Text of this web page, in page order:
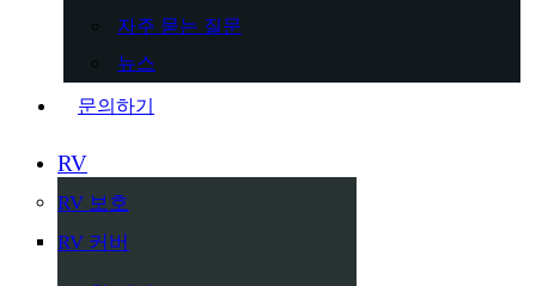
자주 묻는 질문
뉴스
문의하기
RV
RV 보호
RV 커버